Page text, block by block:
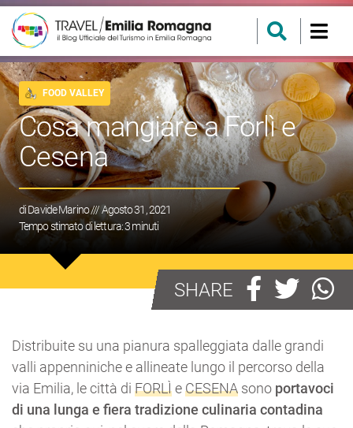
FOOD VALLEY
Cosa mangiare a Forlì e
Cesena
diDavide Marino/// Agosto 31, 2021
Tempo stimato di lettura:3minuti
SHARE
Distribuite su una pianura spalleggiata dalle grandi
valli appenniniche e allineate lungo il percorso della
via Emilia, le città di FORLÌeCESENA sono portavoci
di una lunga e fiera tradizione culinaria contadina